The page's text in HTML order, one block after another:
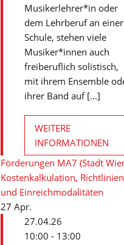
Musikerlehrer*in oder
dem Lehrberuf an einer
Schule, stehen viele
Musiker*innen auch
freiberuflich solistisch,
mit ihrem Ensemble
ihrer Band auf [...]
WEITERE
INFORMATIONEN
Förderungen MA7 (Stadt
Kostenkalkulation, Richtlinien
und Einreichmodalitäten
27 Apr.
27.04.26
10:00 - 13:00